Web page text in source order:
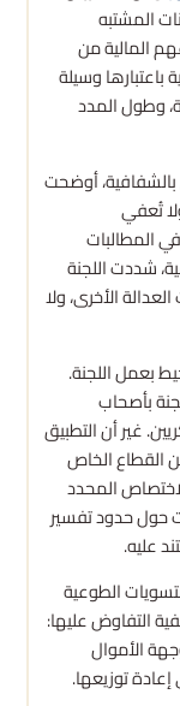
والكيانات المشتبه
المالية من
وسيلة
وطول المدد
أوضحت
تُعفي
المطالبات
شددت اللجنة
الأخرى، ولا
بعمل اللجنة.
بأصحاب
غير أن التطبيق
القطاع الخاص
المحدد
حول حدود تفسير
عليه.
الطوعية
التفاوض عليها:
الأموال
توزيعها.